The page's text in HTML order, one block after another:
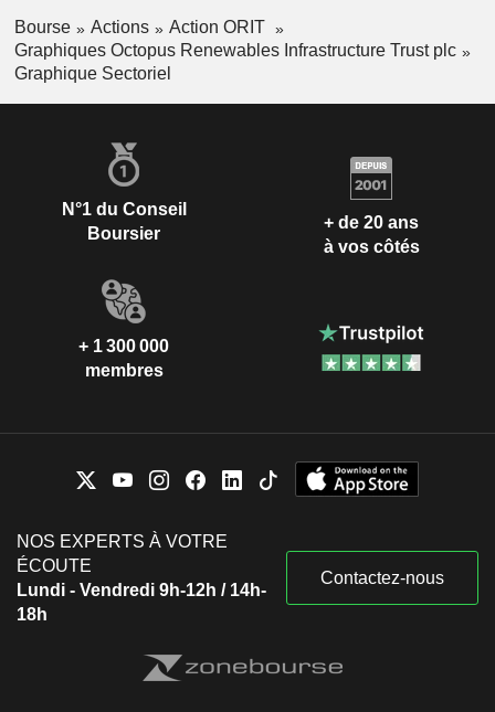
Bourse Actions
Action ORIT
Graphiques Octopus Renewables Infrastructure Trust plc
Graphique Sectoriel
N°1 du Conseil
Boursier
+ de 20 ans
à vos côtés
+ 1 300 000
membres
NOS EXPERTS À VOTRE
ÉCOUTE
Lundi - Vendredi 9h-12h / 14h-
18h
Contactez-nous